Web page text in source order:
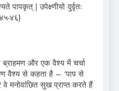
पापकृत् | उपेक्ष्णीयो दुर्वृतः
४६)
ब्राहमण और एक वैश्य में चर्चा
वैश्य से कहता है – ‘पाप से
वे मनोवांछित सुख प्राप्त करते हैं